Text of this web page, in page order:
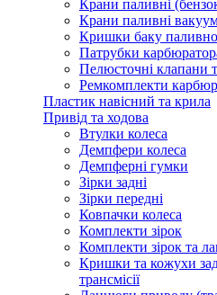
Крани паливні
Крани паливні
Кришки баку
Патрубки
Пелюсточні клапани
Ремкомплекти
Пластик навісний та крила
Привід та ходова
Втулки колеса
Демпфери колеса
Демпферні гумки
Зірки задні
Зірки передні
Ковпачки колеса
Комплекти зірок
Комплекти зірок та
Кришки та кожухи
трансмісії